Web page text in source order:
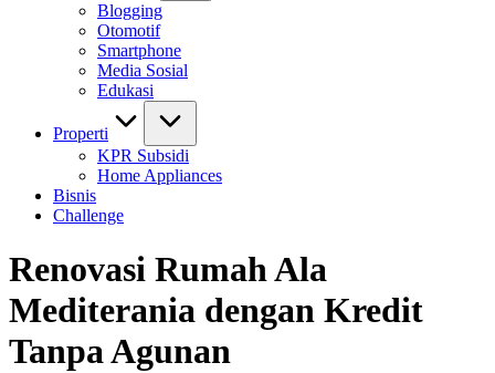
Blogging
Otomotif
Smartphone
Media Sosial
Edukasi
Properti
KPR Subsidi
Home Appliances
Bisnis
Challenge
Renovasi Rumah Ala
Mediterania dengan Kredit
Tanpa Agunan